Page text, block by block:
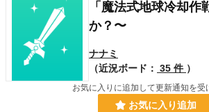
「魔法式地球冷却
か？〜
ナナミ
（近況ボード： 35 件 ）
お気に入りに追加して更新通知を受
お気に入り追加